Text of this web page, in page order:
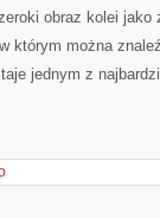
obraz kolei jako
którym można
jednym z